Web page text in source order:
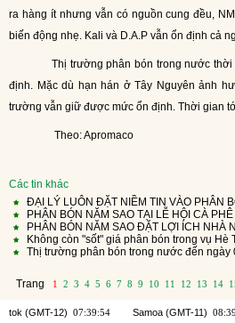
ra hàng ít nhưng vẫn có nguồn cung đều,
biến động nhẹ. Kali và D.A.P vẫn ổn định cả
Thị trường phân bón trong nước thời gian qua không có nhiều biến động lớn. Giá các mặt hàng phân bón nhìn chung ổn
định. Mặc dù hạn hán ở Tây Nguyên ảnh
trường vẫn giữ được mức ổn định. Thời gian
Theo: Apromaco
Các tin khác
ĐẠI LÝ LUÔN ĐẶT NIỀM TIN VÀO PHÂN
PHÂN BÓN NĂM SAO TẠI LỄ HỘI CÀ
PHÂN BÓN NĂM SAO ĐẶT LỢI ÍCH NHÀ
Không còn "sốt" giá phân bón trong vụ Hè
Thị trường phân bón trong nước đến ngày
Trang 1 2 3 4 5 6 7 8 9 10 11 12 13 14